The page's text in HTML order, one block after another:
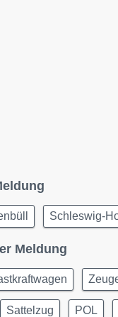
Schleswig-
Meldung
Sattelzug POL